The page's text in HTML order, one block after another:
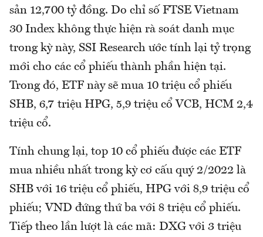
sản 12,700 tỷ đồng. Do chỉ số FTSE Vietnam
30 Index không thực hiện rà soát danh mục
trong kỳ này, SSI Research ước tính lại tỷ trọng
mới cho các cổ phiếu thành phần hiện tại.
Trong đó, ETF này sẽ mua 10 triệu cổ phiếu
SHB, 6,7 triệu HPG, 5,9 triệu cổ VCB, HCM 2,4
triệu cổ.
Tính chung lại, top 10 cổ phiếu được các ETF
mua nhiều nhất trong kỳ cơ cấu quý 2/2022 là
SHB với 16 triệu cổ phiếu, HPG với 8,9 triệu cổ
phiếu; VND đứng thứ ba với 8 triệu cổ phiếu.
Tiếp theo lần lượt là các mã: DXG với 3 triệu